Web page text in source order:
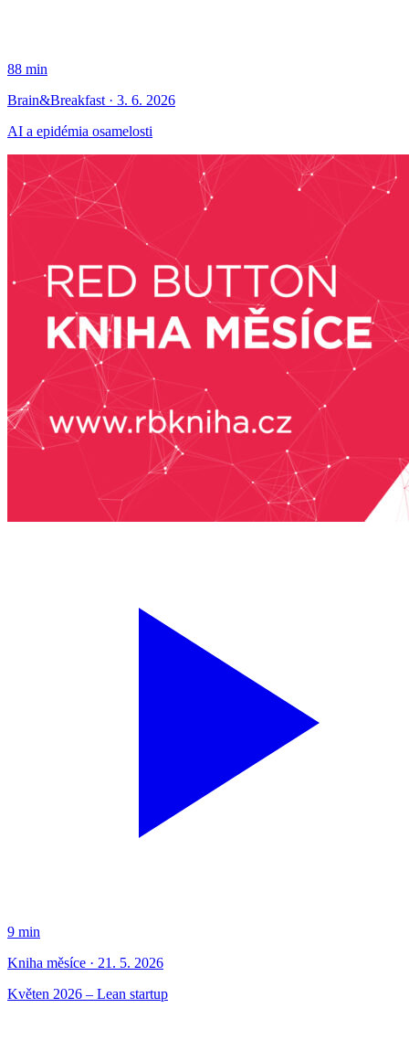
88 min
Brain&Breakfast · 3. 6. 2026
AI a epidémia osamelosti
9 min
Kniha měsíce · 21. 5. 2026
Květen 2026 – Lean startup